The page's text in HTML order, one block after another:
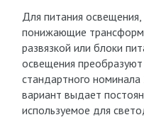
Для питания
понижающие
развязкой или блоки
освещения
стандартного
вариант выдает
используемое для